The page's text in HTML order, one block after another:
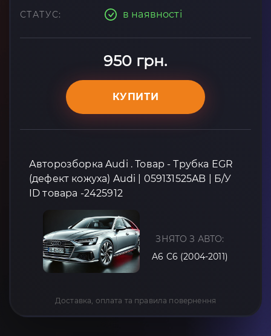
СТАТУС:
в наявності
950 грн.
КУПИТИ
Авторозборка Audi . Товар - Трубка EGR
(дефект кожуха) Audi | 059131525AB | Б/У
ID товара -2425912
ЗНЯТО З АВТО:
A6 C6 (2004-2011)
Доставка, оплата та правила повернення